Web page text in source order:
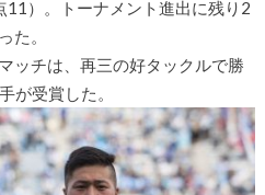
）。トーナメント進出に残り2
た。
ッチは、再三の好タックルで勝
が受賞した。